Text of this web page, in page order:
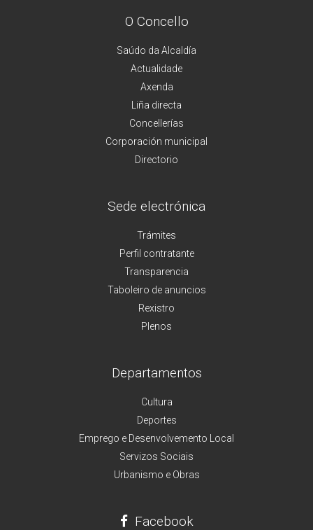
O Concello
Saúdo da Alcaldía
Actualidade
Axenda
Liña directa
Concellerías
Corporación municipal
Directorio
Sede electrónica
Trámites
Perfil contratante
Transparencia
Taboleiro de anuncios
Rexistro
Plenos
Departamentos
Cultura
Deportes
Emprego e Desenvolvemento Local
Servizos Sociais
Urbanismo e Obras
Facebook